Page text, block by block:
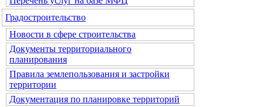
Градостроительство
Новости в сфере строительства
Документы территориального
планирования
Правила землепользования и застройки
территории
Документация по планировке территорий